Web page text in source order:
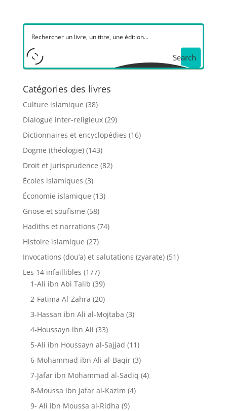
Search
Catégories des livres
Culture islamique (38)
Dialogue inter-religieux (29)
Dictionnaires et encyclopédies (16)
Dogme (théologie) (143)
Droit et jurisprudence (82)
Écoles islamiques (3)
Économie islamique (13)
Gnose et soufisme (58)
Hadiths et narrations (74)
Histoire islamique (27)
Invocations (dou’a) et salutations (zyarate) (51)
Les 14 infaillibles (177)
1-Ali ibn Abi Talib (39)
2-Fatima Al-Zahra (20)
3-Hassan ibn Ali al-Mojtaba (3)
4-Houssayn ibn Ali (33)
5-Ali ibn Houssayn al-Sajjad (11)
6-Mohammad ibn Ali al-Baqir (3)
7-Jafar ibn Mohammad al-Sadiq (4)
8-Moussa ibn Jafar al-Kazim (4)
9- Ali ibn Moussa al-Ridha (9)